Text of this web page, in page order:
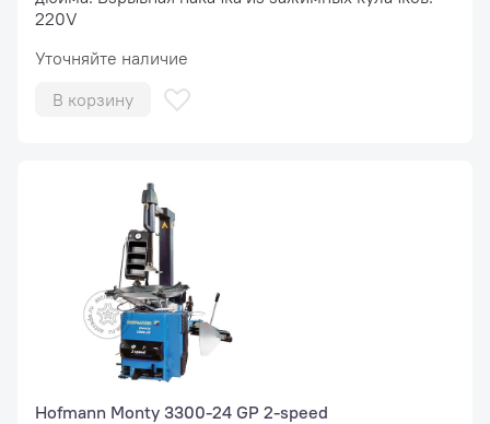
220V
Уточняйте наличие
В корзину
Hofmann Monty 3300-24 GP 2-speed